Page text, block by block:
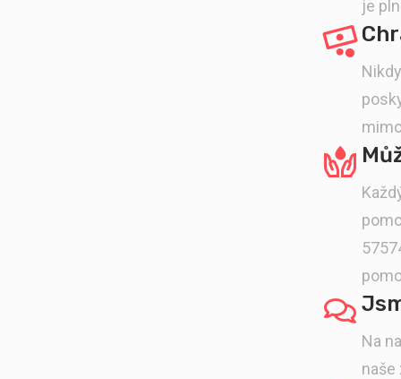
je
Na
naše